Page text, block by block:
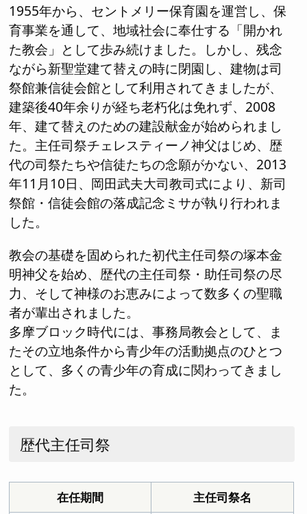
1955年から、セントメリー保育園を運営し、保
育事業を通して、地域社会に奉仕する「開かれ
た教会」として歩み続けました。しかし、残念
ながら新聖堂建て替えの時に閉園し、建物は司
祭館兼信徒会館として利用されてきましたが、
建築後40年余りが経ち老朽化は免れず、2008
年、建て替えのための建設献金が始められまし
た。主任司祭チェレスティーノ神父はじめ、歴
代の司祭たちや信徒たちの念願がかない、2013
年11月10日、岡田武夫大司教司式により、新司
祭館・信徒会館の落成記念ミサが執り行われま
した。
教会の基礎を固められた初代主任司祭の塚本金
明神父を始め、歴代の主任司祭・助任司祭の尽
力、そして神様のお恵みによって数多くの聖職
者が輩出されました。
多摩ブロック時代には、事務局教会として、ま
たその立地条件から青少年の活動拠点のひとつ
として、多くの青少年の育成に関わってきまし
た。
歴代主任司祭
在任期間
主任司祭名